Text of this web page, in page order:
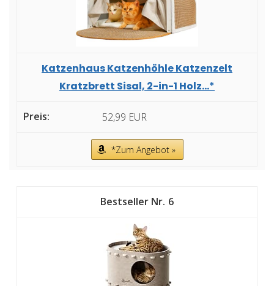
Katzenhaus Katzenhöhle Katzenzelt
Kratzbrett Sisal, 2-in-1 Holz...*
52,99 EUR
*Zum Angebot »
6